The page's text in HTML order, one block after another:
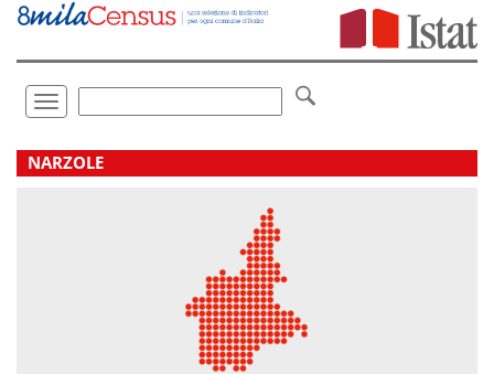
Vai
direttamente
Toggle
navigation
.
NARZOLE